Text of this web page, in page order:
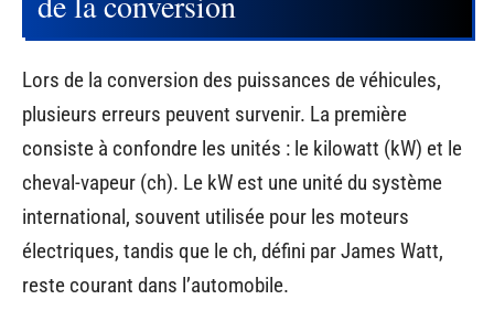
Lors de la conversion des puissances de véhicules,
plusieurs erreurs peuvent survenir. La première
consiste à confondre les unités : le kilowatt (kW) et le
cheval-vapeur (ch). Le kW est une unité du système
international, souvent utilisée pour les moteurs
électriques, tandis que le ch, défini par James Watt,
reste courant dans l’automobile.